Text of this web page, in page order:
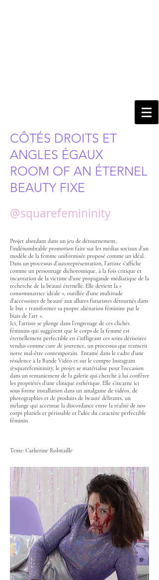
CÔTÉS DROITS ET
ANGLES ÉGAUX
ROOM OF AN ÉTERNEL
BEAUTY FIXE
@squarefemininity
Projet abordant dans un jeu de détournement,
l’indénombrable promotion faire sur les médias sociaux d’un
modèle de la femme uniformisée proposé comme un idéal.
Dans un processus d’autoreprésentation, l’artiste s’affiche
comme un personnage dichotomique, à la fois critique et
incarnation de la victime d’une propagande médiatique de la
recherche de la beauté éternelle. Elle devient la «
consommatrice idéale », outillée d’une multitude
d’accessoires de beauté aux allures futuristes détournés dans
le but « transformer sa propre aliénation féminine par le
biais de l’art ».
Ici, l’artiste se plonge dans l’engrenage de ces clichés
féminins qui suggèrent que le corps de la femme est
éternellement perfectible en s’infligeant ces soins dérisoires
vendus comme cure de jouvence, un processus que transcrit
notre mal-être contemporain. Entamé dans le cadre d’une
résidence à la Bande Vidéo et sur le compte Instagram
@squarefemininity, le projet se matérialise pour l’occasion
dans un remaniement de la galerie qui cherche à lui conférer
les propriétés d’une clinique esthétique. Elle s’incarne ici
sous forme installation dans un amalgame de vidéos, de
photographies et de produits de beauté délirants, un
mélange qui accentue la discordance entre la réalité de nos
corps pluriels et périssable et l’idée du caractère perfectible
féminin.
Texte: Catherine Robitaille